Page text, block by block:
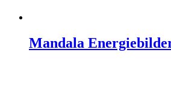
Mandala